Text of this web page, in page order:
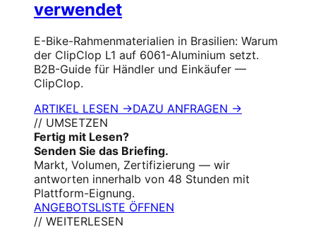
verwendet
E-Bike-Rahmenmaterialien in Brasilien: Warum
der ClipClop L1 auf 6061-Aluminium setzt.
B2B-Guide für Händler und Einkäufer —
ClipClop.
ARTIKEL LESEN →DAZU ANFRAGEN →
// UMSETZEN
Fertig mit Lesen?
Senden Sie das Briefing.
Markt, Volumen, Zertifizierung — wir
antworten innerhalb von 48 Stunden mit
Plattform-Eignung.
ANGEBOTSLISTE ÖFFNEN
// WEITERLESEN